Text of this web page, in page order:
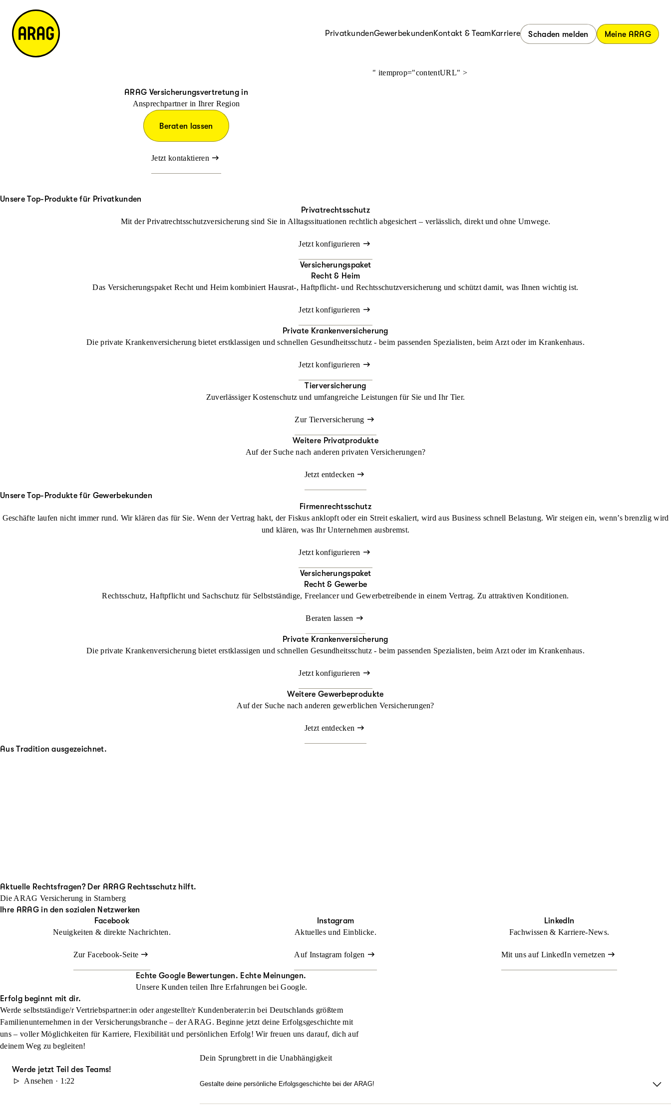
PrivatkundenGewerbekundenKontakt & TeamKarriere Schaden melden Meine ARAG
ARAG Versicherungsvertretung in
Ansprechpartner in Ihrer Region
Beraten lassen
Jetzt kontaktieren
" itemprop="contentURL" >
Unsere Top-Produkte für Privatkunden
Privatrechtsschutz
Mit der Privatrechtsschutzversicherung sind Sie in Alltagssituationen rechtlich abgesichert – verlässlich, direkt und ohne Umwege.
Jetzt konfigurieren
Versicherungspaket
Recht & Heim
Das Versicherungspaket Recht und Heim kombiniert Hausrat-, Haftpflicht- und Rechtsschutzversicherung und schützt damit, was Ihnen wichtig ist.
Jetzt konfigurieren
Private Krankenversicherung
Die private Krankenversicherung bietet erstklassigen und schnellen Gesundheitsschutz - beim passenden Spezialisten, beim Arzt oder im Krankenhaus.
Jetzt konfigurieren
Tierversicherung
Zuverlässiger Kostenschutz und umfangreiche Leistungen für Sie und Ihr Tier.
Zur Tierversicherung
Weitere Privatprodukte
Auf der Suche nach anderen privaten Versicherungen?
Jetzt entdecken
Unsere Top-Produkte für Gewerbekunden
Firmenrechtsschutz
Geschäfte laufen nicht immer rund. Wir klären das für Sie. Wenn der Vertrag hakt, der Fiskus anklopft oder ein Streit eskaliert, wird aus Business schnell Belastung. Wir steigen ein, wenn’s brenzlig wird
und klären, was Ihr Unternehmen ausbremst.
Jetzt konfigurieren
Versicherungspaket
Recht & Gewerbe
Rechtsschutz, Haftpflicht und Sachschutz für Selbstständige, Freelancer und Gewerbetreibende in einem Vertrag. Zu attraktiven Konditionen.
Beraten lassen
Private Krankenversicherung
Die private Krankenversicherung bietet erstklassigen und schnellen Gesundheitsschutz - beim passenden Spezialisten, beim Arzt oder im Krankenhaus.
Jetzt konfigurieren
Weitere Gewerbeprodukte
Auf der Suche nach anderen gewerblichen Versicherungen?
Jetzt entdecken
Aus Tradition ausgezeichnet.
Aktuelle Rechtsfragen? Der ARAG Rechtsschutz hilft.
Die ARAG Versicherung in Starnberg
Ihre ARAG in den sozialen Netzwerken
Facebook
Neuigkeiten & direkte Nachrichten.
Zur Facebook-Seite
Instagram
Aktuelles und Einblicke.
Auf Instagram folgen
LinkedIn
Fachwissen & Karriere-News.
Mit uns auf LinkedIn vernetzen
Echte Google Bewertungen. Echte Meinungen.
Unsere Kunden teilen Ihre Erfahrungen bei Google.
Erfolg beginnt mit dir.
Werde selbstständige/r Vertriebspartner:in oder angestellte/r Kundenberater:in bei Deutschlands größtem
Familienunternehmen in der Versicherungsbranche – der ARAG. Beginne jetzt deine Erfolgsgeschichte mit
uns – voller Möglichkeiten für Karriere, Flexibilität und persönlichen Erfolg! Wir freuen uns darauf, dich auf
deinem Weg zu begleiten!
Werde jetzt Teil des Teams!
Ansehen · 1:22
Dein Sprungbrett in die Unabhängigkeit
Gestalte deine persönliche Erfolgsgeschichte bei der ARAG!